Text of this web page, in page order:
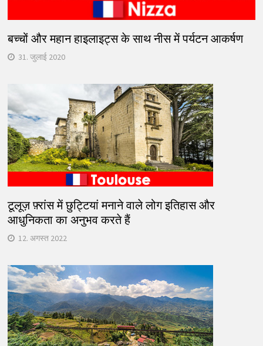
बच्चों और महान हाइलाइट्स के साथ नीस में पर्यटन आकर्षण
31. जुलाई 2020
टूलूज़ फ़्रांस में छुट्टियां मनाने वाले लोग इतिहास और
आधुनिकता का अनुभव करते हैं
12. अगस्त 2022